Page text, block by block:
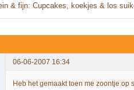
& fijn: Cupcakes, koekjes & los
06-06-2007 16:34
Heb het gemaakt toen me zoontje op